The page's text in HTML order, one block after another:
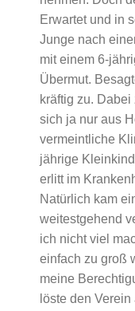
Erwartet und in
Junge nach
mit einem 6-
Übermut.
kräftig zu.
sich ja nur aus
vermeintliche
jährige
erlitt im
Natürlich kam
weitestgehend
ich nicht viel
einfach zu groß
meine
löste den